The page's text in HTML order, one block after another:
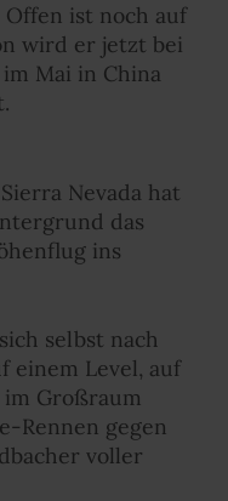
ist noch auf
wird er jetzt bei
Mai in China
Nevada hat
das
ins
selbst nach
einem Level, auf
im Großraum
Rennen gegen
voller